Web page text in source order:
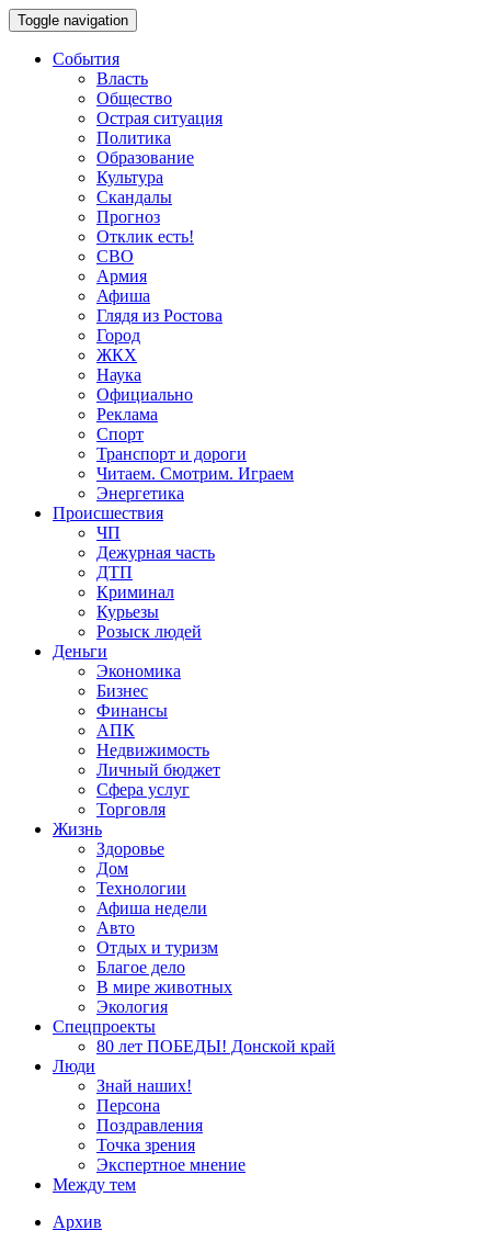
Toggle navigation
События
Власть
Общество
Острая ситуация
Политика
Образование
Культура
Скандалы
Прогноз
Отклик есть!
СВО
Армия
Афиша
Глядя из Ростова
Город
ЖКХ
Наука
Официально
Реклама
Спорт
Транспорт и дороги
Читаем. Смотрим. Играем
Энергетика
Происшествия
ЧП
Дежурная часть
ДТП
Криминал
Курьезы
Розыск людей
Деньги
Экономика
Бизнес
Финансы
АПК
Недвижимость
Личный бюджет
Сфера услуг
Торговля
Жизнь
Здоровье
Дом
Технологии
Афиша недели
Авто
Отдых и туризм
Благое дело
В мире животных
Экология
Спецпроекты
80 лет ПОБЕДЫ! Донской край
Люди
Знай наших!
Персона
Поздравления
Точка зрения
Экспертное мнение
Между тем
Архив